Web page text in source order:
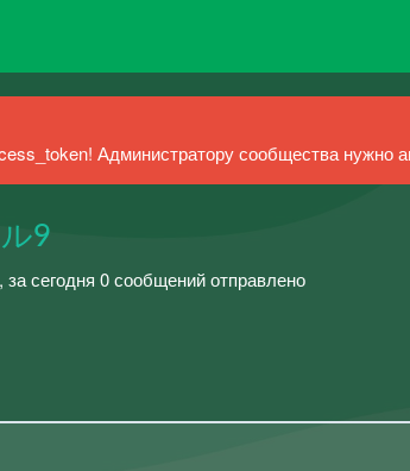
Администратору сообщества нужно
9
за сегодня 0 сообщений отправлено